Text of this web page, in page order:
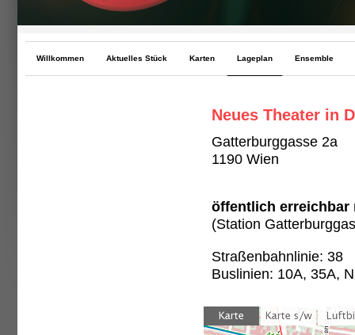
Willkommen Aktuelles Stück Karten Lageplan Ensemble
Neues Theater in
Gatterburggasse 2a
1190 Wien
öffentlich erreichbar
(Station
Straßenbahnlinie: 38
Buslinien: 10A, 35A,